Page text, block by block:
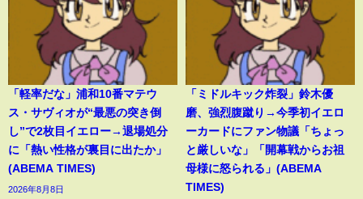
「軽率だな」浦和10番マテウ
ス・サヴィオが“最悪の突き倒
し”で2枚目イエロー→退場処分
に「熱い性格が裏目に出たか」
(ABEMA TIMES)
2026年8月8日
「ミドルキック炸裂」鈴木優
磨、強烈腹蹴り→今季初イエロ
ーカードにファン物議「ちょっ
と厳しいな」「開幕戦からお祖
母様に怒られる」(ABEMA
TIMES)